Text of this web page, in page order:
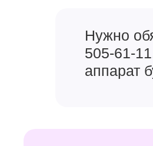
Нужно
505-61-
аппарат